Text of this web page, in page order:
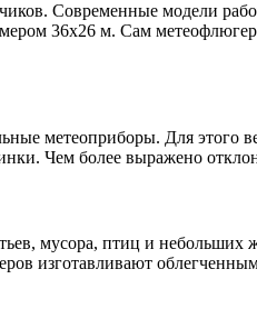
Современные модели
36х26 м. Сам
метеоприборы. Для этого
Чем более выражено
мусора, птиц и
изготавливают